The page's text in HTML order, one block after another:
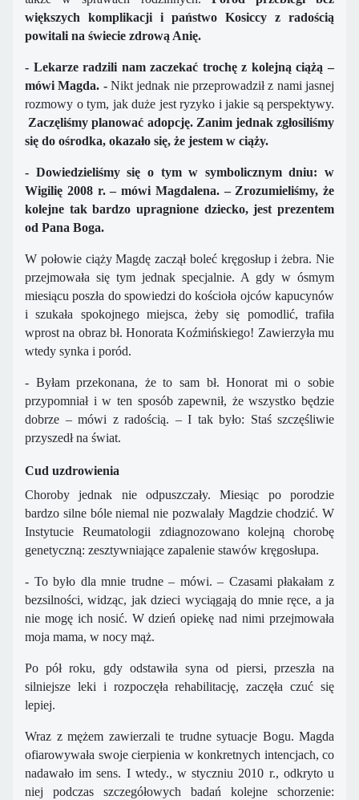
większych komplikacjii państwo Kosiccy z radością
powitali na świecie zdrową Anię.
- Lekarze radzili nam zaczekać trochę z kolejną ciążą –
mówi Magda. - Nikt jednak nie przeprowadził z nami jasnej
rozmowy o tym, jak duże jest ryzyko i jakie są perspektywy.
Zaczęliśmy planować adopcję. Zanim jednak zgłosiliśmy
się do ośrodka, okazało się, że jestem w ciąży.
- Dowiedzieliśmy się o tym w symbolicznym dniu: w
Wigilię 2008 r. – mówi Magdalena. – Zrozumieliśmy, że
kolejne tak bardzo upragnione dziecko, jest prezentem
od Pana Boga.
W połowie ciąży Magdę zaczął boleć kręgosłup i żebra. Nie
przejmowała się tym jednak specjalnie. A gdy w ósmym
miesiącu poszła do spowiedzi do kościoła ojców kapucynów
i szukała spokojnego miejsca, żeby się pomodlić, trafiła
wprost na obraz bł. Honorata Koźmińskiego! Zawierzyła mu
wtedy synka i poród.
- Byłam przekonana, że to sam bł. Honorat mi o sobie
przypomniał i w ten sposób zapewnił, że wszystko będzie
dobrze – mówi z radością. – I tak było: Staś szczęśliwie
przyszedł na świat.
Cud uzdrowienia
Choroby jednak nie odpuszczały. Miesiąc po porodzie
bardzo silne bóle niemal nie pozwalały Magdzie chodzić. W
Instytucie Reumatologii zdiagnozowano kolejną chorobę
genetyczną: zesztywniające zapalenie stawów kręgosłupa.
- To było dla mnie trudne – mówi. – Czasami płakałam z
bezsilności, widząc, jak dzieci wyciągają do mnie ręce, a ja
nie mogę ich nosić. W dzień opiekę nad nimi przejmowała
moja mama, w nocy mąż.
Po pół roku, gdy odstawiła syna od piersi, przeszła na
silniejsze leki i rozpoczęła rehabilitację, zaczęła czuć się
lepiej.
Wraz z mężem zawierzali te trudne sytuacje Bogu. Magda
ofiarowywała swoje cierpienia w konkretnych intencjach, co
nadawało im sens. I wtedy., w styczniu 2010 r., odkryto u
niej podczas szczegółowych badań kolejne schorzenie: